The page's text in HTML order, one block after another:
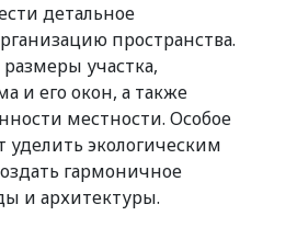
детальное
пространства.
участка,
и его окон, а также
местности. Особое
уделить экологическим
гармоничное
и архитектуры.